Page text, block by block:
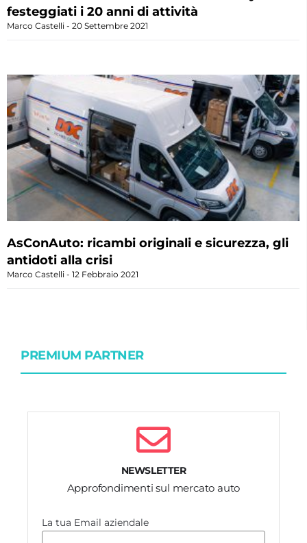
festeggiati i 20 anni di attività
Marco Castelli 20 Settembre 2021
AsConAuto: ricambi originali e sicurezza, gli
antidoti alla crisi
Marco Castelli 12 Febbraio 2021
PREMIUM PARTNER
NEWSLETTER
Approfondimenti sul mercato auto
La tua Email aziendale